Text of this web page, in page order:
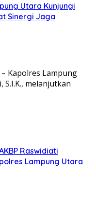
Utara Kunjungi
Sinergi Jaga
Kapolres Lampung
S.I.K., melanjutkan
Raswidiati
Lampung Utara